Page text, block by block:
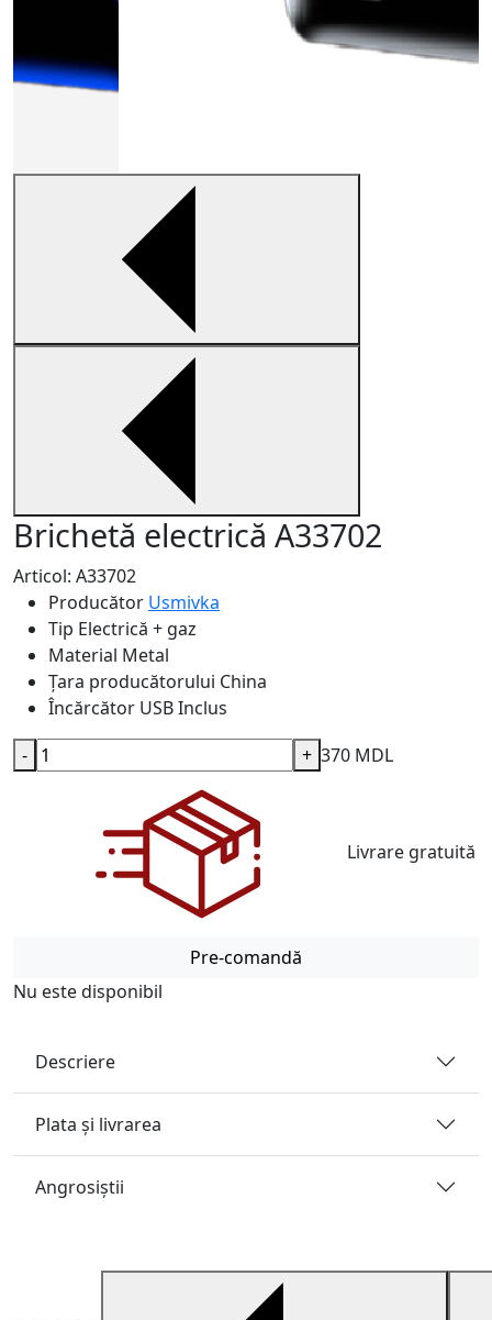
Brichetă electrică A33702
Articol: A33702
Producător Usmivka
Tip Electrică + gaz
Material Metal
Țara producătorului China
Încărcător USBInclus
370 MDL
- +
Livrare gratuită
Pre-comandă
Nu este disponibil
Descriere
Plata și livrarea
Angrosiştii